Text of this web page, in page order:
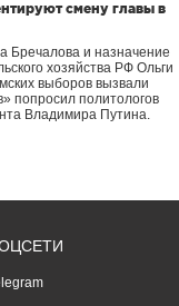
смену главы в
Бречалова и назначение
хозяйства РФ Ольги
выборов вызвали
попросил политологов
Владимира Путина.